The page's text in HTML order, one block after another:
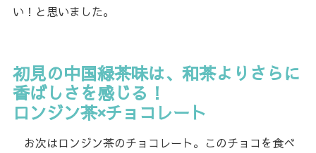
い！と思いました。
初見の中国緑茶味は、和茶よりさらに
香ばしさを感じる！
ロンジン茶×チョコレート
お次はロンジン茶のチョコレート。このチョコを食べ